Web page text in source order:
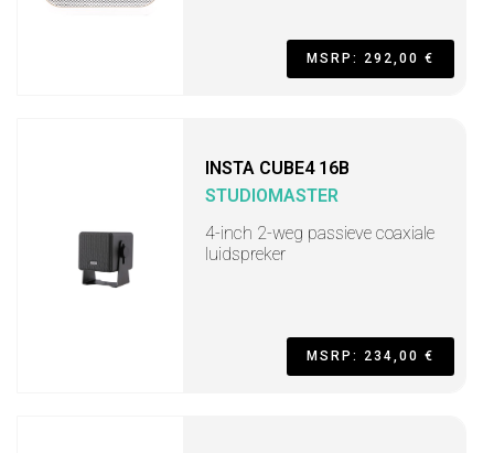
MSRP: 292,00 €
INSTA CUBE4 16B
STUDIOMASTER
4-inch 2-weg passieve coaxiale
luidspreker
MSRP: 234,00 €